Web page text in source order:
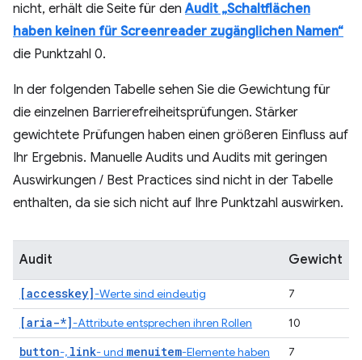
nicht, erhält die Seite für denAudit „Schaltflächen
haben keinen für Screenreader zugänglichen Namen“
die Punktzahl 0.
In der folgenden Tabelle sehen Sie die Gewichtung für
die einzelnen Barrierefreiheitsprüfungen. Stärker
gewichtete Prüfungen haben einen größeren Einfluss auf
Ihr Ergebnis. Manuelle Audits und Audits mit geringen
Auswirkungen / Best Practices sind nicht in der Tabelle
enthalten, da sie sich nicht auf Ihre Punktzahl auswirken.
Audit Gewicht
[accesskey]-Werte sind eindeutig 7
[aria-*]-Attribute entsprechen ihren Rollen 10
button-, link- und menuitem-Elemente haben
7